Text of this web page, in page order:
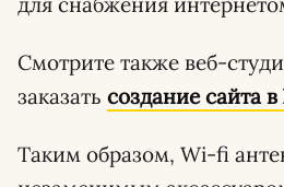
Смотрите также веб-
заказать создание сайта
Таким образом, Wi-fi